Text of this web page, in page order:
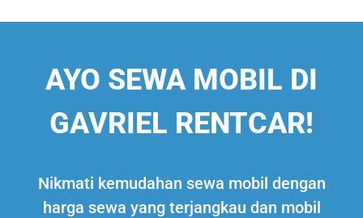
AYO SEWA MOBIL DI
GAVRIEL RENTCAR!
Nikmati kemudahan sewa mobil dengan
harga sewa yang terjangkau dan mobil